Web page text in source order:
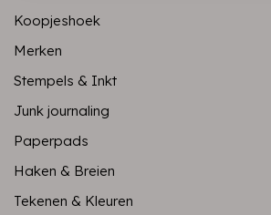
Koopjeshoek
Merken
Stempels & Inkt
Junk journaling
Paperpads
Haken & Breien
Tekenen & Kleuren